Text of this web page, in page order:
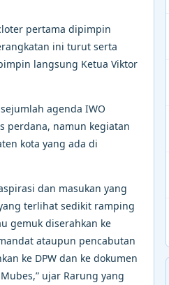
pertama dipimpin
ini turut serta
langsung Ketua Viktor
agenda IWO
perdana, namun kegiatan
kota yang ada di
dan masukan yang
terlihat sedikit ramping
gemuk diserahkan ke
ataupun pencabutan
ke DPW dan ke dokumen
ujar Rarung yang